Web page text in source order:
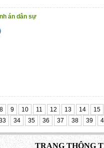
án dân sự
8 9 10 11 12 13 14
15
34 35 36 37 38 39
TRANG THÔNG